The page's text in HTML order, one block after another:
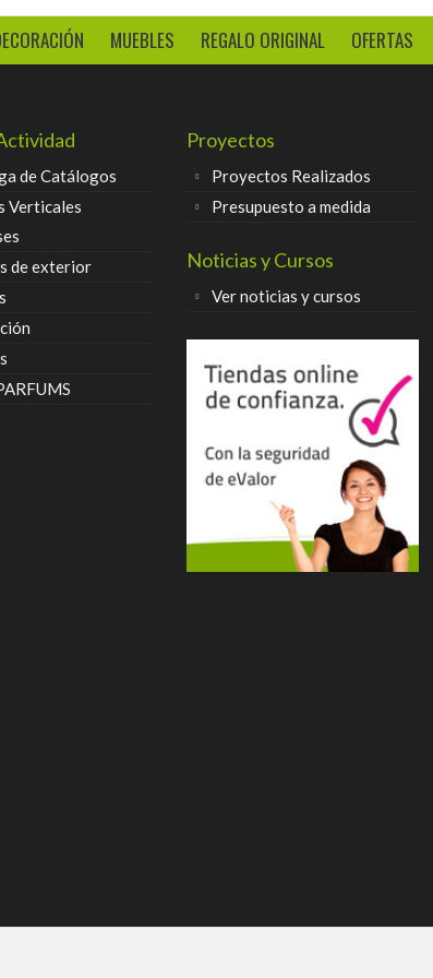
MUEBLES REGALO ORIGINAL OFERTAS
de Catálogos
Verticales
de exterior
Proyectos
Proyectos Realizados
Presupuesto a medida
Noticias y Cursos
Ver noticias y cursos